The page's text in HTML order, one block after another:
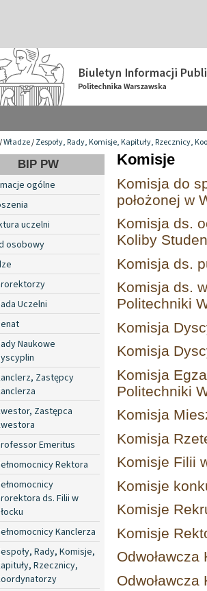
/Władze/Zespoły, Rady, Komisje, Kapituły, Rzecznicy,
BIP PW
ogólne
uczelni
osobowy
Uczelni
Naukowe
Zastępcy
Zastępca
Emeritus
Rektora
ds. Filii w
Kanclerza
Rady, Komisje,
Rzecznicy,
Komisje
Komisja do
położonej w
Komisja ds.
Koliby
Komisja ds.
Komisja ds.
Politechniki
Komisja
Komisja
Komisja
Politechniki
Komisja
Komisja
Komisje Filii
Komisje
Komisje
Komisje